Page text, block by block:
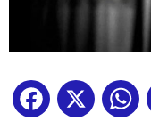
Facebook
X